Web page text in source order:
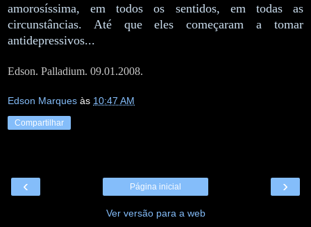
amorosíssima, em todos os sentidos, em todas as
circunstâncias. Até que eles começaram a tomar
antidepressivos...
Edson. Palladium. 09.01.2008.
Edson Marques às 10:47 AM
Compartilhar
‹ ›
Página inicial
Ver versão para a web